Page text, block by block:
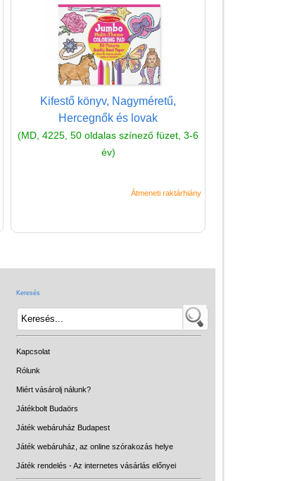
Kifestő könyv, Nagyméretű,
Hercegnők és lovak
(MD, 4225, 50 oldalas színező füzet, 3-6
év)
Átmeneti raktárhiány
Keresés
Kapcsolat
Rólunk
Miért vásárolj nálunk?
Játékbolt Budaörs
Játék webáruház Budapest
Játék webáruház, az online szórakozás helye
Játék rendelés - Az internetes vásárlás előnyei
Szerelés, barkácsolás, kerti
kalandozás
Szerepjáték
(baba,autó,konyha,épület,..)
Tanulást segítő játék
Társasjáték
Tudományos játék
Ügyességi játékok
játékok